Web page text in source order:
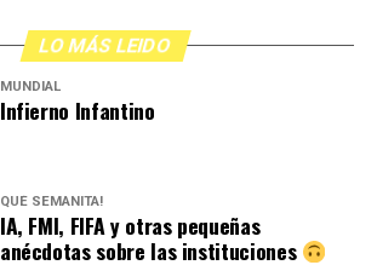
LO MÁS LEIDO
MUNDIAL
Infierno Infantino
QUÉ SEMANITA!
IA, FMI, FIFA y otras pequeñas
anécdotas sobre las instituciones